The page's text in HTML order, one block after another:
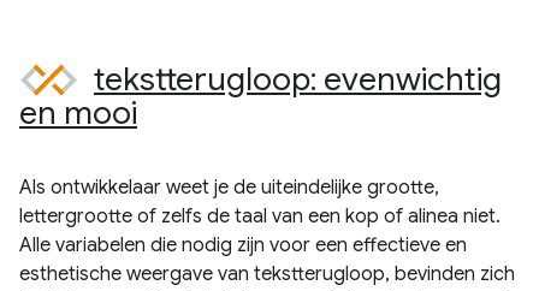
tekstterugloop: evenwichtig
en mooi
Als ontwikkelaar weet je de uiteindelijke grootte,
lettergrootte of zelfs de taal van een kop of alinea niet.
Alle variabelen die nodig zijn voor een effectieve en
esthetische weergave van tekstterugloop, bevinden zich